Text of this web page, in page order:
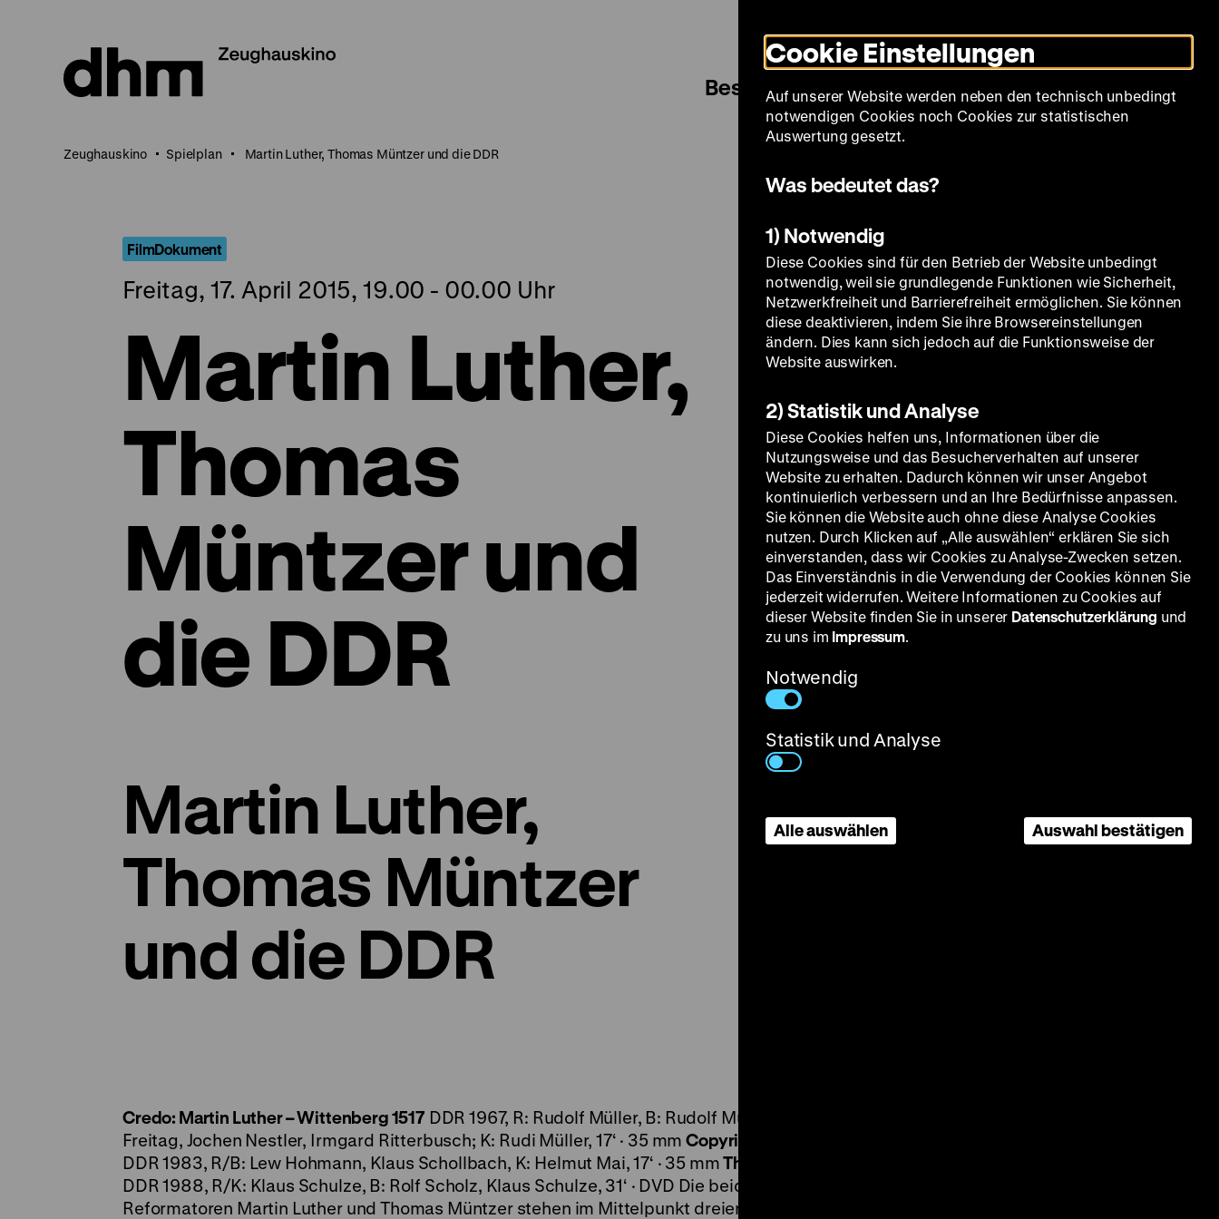
Seiteninhalt
springen
Modus
umschalten
Sprache
Besuch Spielplan Filmreihen Über uns
Zeughauskino Spielplan Martin Luther, Thomas Müntzer und die DDR
FilmDokument
Freitag, 17. April 2015, 19.00 - 00.00 Uhr
Martin Luther,
Thomas
Müntzer und
die DDR
Martin Luther,
Thomas Müntzer
und die DDR
Credo: Martin Luther – Wittenberg 1517 DDR 1967, R: Rudolf Müller, B: Rudolf Müller, Manfred
Freitag, Jochen Nestler, Irmgard Ritterbusch; K: Rudi Müller, 17‘ · 35 mmCopyright by Luther
DDR 1983, R/B: Lew Hohmann, Klaus Schollbach, K: Helmut Mai, 17‘ · 35 mmThomas Müntzer
DDR 1988, R/K: Klaus Schulze, B: Rolf Scholz, Klaus Schulze, 31‘ · DVD Die beiden
Reformatoren Martin Luther und Thomas Müntzer stehen im Mittelpunkt dreier DEFA-
Cookie Einstellungen
Auf unserer Website werden neben den technisch unbedingt
notwendigen Cookies noch Cookies zur statistischen
Auswertung gesetzt.
Was bedeutet das?
1) Notwendig
Diese Cookies sind für den Betrieb der Website unbedingt
notwendig, weil sie grundlegende Funktionen wie Sicherheit,
Netzwerkfreiheit und Barrierefreiheit ermöglichen. Sie können
diese deaktivieren, indem Sie ihre Browsereinstellungen
ändern. Dies kann sich jedoch auf die Funktionsweise der
Website auswirken.
2) Statistik und Analyse
Diese Cookies helfen uns, Informationen über die
Nutzungsweise und das Besucherverhalten auf unserer
Website zu erhalten. Dadurch können wir unser Angebot
kontinuierlich verbessern und an Ihre Bedürfnisse anpassen.
Sie können die Website auch ohne diese Analyse Cookies
nutzen. Durch Klicken auf „Alle auswählen“ erklären Sie sich
einverstanden, dass wir Cookies zu Analyse-Zwecken setzen.
Das Einverständnis in die Verwendung der Cookies können Sie
jederzeit widerrufen. Weitere Informationen zu Cookies auf
dieser Website finden Sie in unserer Datenschutzerklärung und
zu uns im Impressum.
Notwendig
Statistik und Analyse
Alle auswählen Auswahl bestätigen